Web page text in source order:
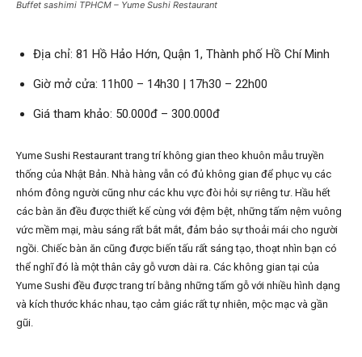
Buffet sashimi TPHCM – Yume Sushi Restaurant
Địa chỉ: 81 Hồ Hảo Hớn, Quận 1, Thành phố Hồ Chí Minh
Giờ mở cửa: 11h00 – 14h30 | 17h30 – 22h00
Giá tham khảo: 50.000đ – 300.000đ
Yume Sushi Restaurant trang trí không gian theo khuôn mẫu truyền
thống của Nhật Bản. Nhà hàng vẫn có đủ không gian để phục vụ các
nhóm đông người cũng như các khu vực đòi hỏi sự riêng tư. Hầu hết
các bàn ăn đều được thiết kế cùng với đệm bệt, những tấm nệm vuông
vức mềm mại, màu sáng rất bắt mắt, đảm bảo sự thoải mái cho người
ngồi. Chiếc bàn ăn cũng được biến tấu rất sáng tạo, thoạt nhìn bạn có
thể nghĩ đó là một thân cây gỗ vươn dài ra. Các không gian tại của
Yume Sushi đều được trang trí bằng những tấm gỗ với nhiều hình dạng
và kích thước khác nhau, tạo cảm giác rất tự nhiên, mộc mạc và gần
gũi.